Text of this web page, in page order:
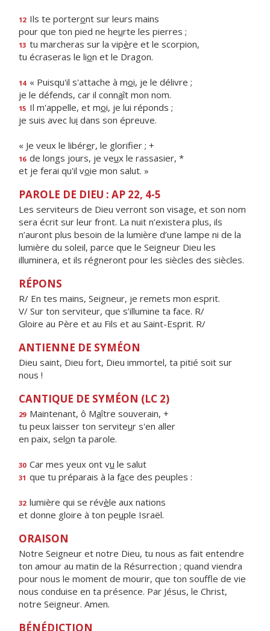
12 Ils te porteront sur leurs mains
pour que ton pied ne heurte les pierres ;
13 tu marcheras sur la vipère et le scorpion,
tu écraseras le lion et le Dragon.
14 « Puisqu'il s'attache à moi, je le délivre ;
je le défends, car il connaît mon nom.
15 Il m'appelle, et moi, je lui réponds ;
je suis avec lui dans son épreuve.
« Je veux le libérer, le glorifier ; +
16 de longs jours, je veux le rassasier, *
et je ferai qu'il voie mon salut. »
PAROLE DE DIEU : AP 22, 4-5
Les serviteurs de Dieu verront son visage, et son nom
sera écrit sur leur front. La nuit n’existera plus, ils
n’auront plus besoin de la lumière d’une lampe ni de la
lumière du soleil, parce que le Seigneur Dieu les
illuminera, et ils régneront pour les siècles des siècles.
RÉPONS
R/ En tes mains, Seigneur, je remets mon esprit.
V/ Sur ton serviteur, que s’illumine ta face. R/
Gloire au Père et au Fils et au Saint-Esprit. R/
ANTIENNE DE SYMÉON
Dieu saint, Dieu fort, Dieu immortel, ta pitié soit sur
nous !
CANTIQUE DE SYMÉON (LC 2)
29 Maintenant, ô Maître souverain, +
tu peux laisser ton serviteur s'en aller
en paix, selon ta parole.
30 Car mes yeux ont vu le salut
31 que tu préparais à la face des peuples :
32 lumière qui se révèle aux nations
et donne gloire à ton peuple Israël.
ORAISON
Notre Seigneur et notre Dieu, tu nous as fait entendre
ton amour au matin de la Résurrection ; quand viendra
pour nous le moment de mourir, que ton souffle de vie
nous conduise en ta présence. Par Jésus, le Christ,
notre Seigneur. Amen.
BÉNÉDICTION